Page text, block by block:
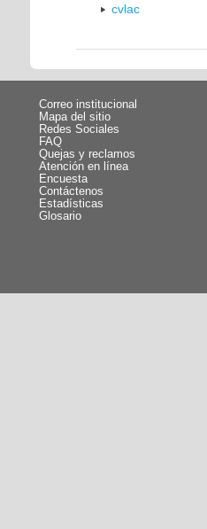
cvlac
Correo institucional
Mapa del sitio
Redes Sociales
FAQ
Quejas y reclamos
Atención en línea
Encuesta
Contáctenos
Estadísticas
Glosario